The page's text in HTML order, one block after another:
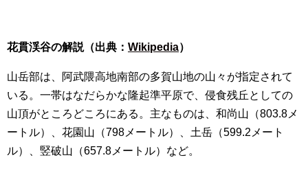
花貫渓谷の解説（出典： Wikipedia）
山岳部は、阿武隈高地南部の多賀山地の山々が指定されて
いる。一帯はなだらかな隆起準平原で、侵食残丘としての
山頂がところどころにある。主なものは、和尚山（803.8メ
ートル）、花園山（798メートル）、土岳（599.2メート
ル）、竪破山（657.8メートル）など。